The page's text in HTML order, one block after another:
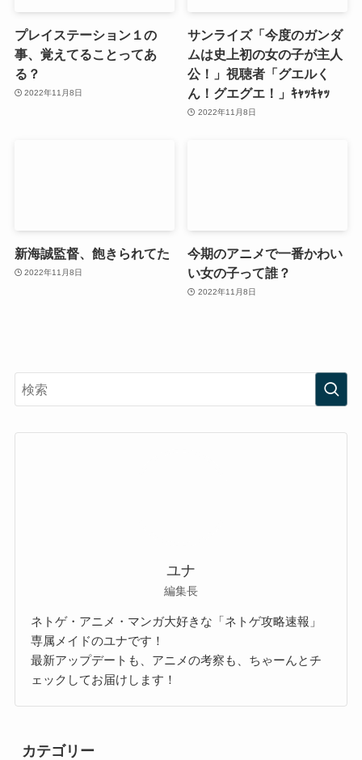
プレイステーション１の
事、覚えてることってあ
る？
2022年11月8日
サンライズ「今度のガンダ
ムは史上初の女の子が主人
公！」視聴者「グエルく
ん！グエグエ！」ｷｬｯｷｬｯ
2022年11月8日
新海誠監督、飽きられてた
2022年11月8日
今期のアニメで一番かわい
い女の子って誰？
2022年11月8日
ユナ
編集長
ネトゲ・アニメ・マンガ大好きな「ネトゲ攻略速報」
専属メイドのユナです！
最新アップデートも、アニメの考察も、ちゃーんとチ
ェックしてお届けします！
カテゴリー